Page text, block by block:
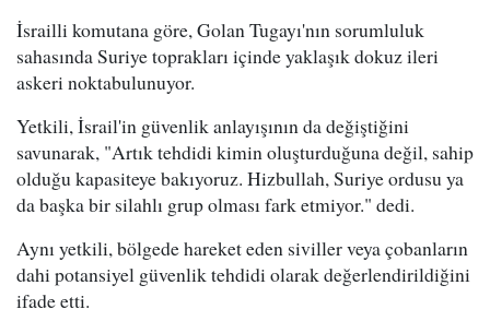
İsrailli komutana göre, Golan Tugayı'nın sorumluluk
sahasında Suriye toprakları içinde yaklaşık dokuz ileri
askeri noktabulunuyor.
Yetkili, İsrail'in güvenlik anlayışının da değiştiğini
savunarak, "Artık tehdidi kimin oluşturduğuna değil, sahip
olduğu kapasiteye bakıyoruz. Hizbullah, Suriye ordusu ya
da başka bir silahlı grup olması fark etmiyor." dedi.
Aynı yetkili, bölgede hareket eden siviller veya çobanların
dahi potansiyel güvenlik tehdidi olarak değerlendirildiğini
ifade etti.